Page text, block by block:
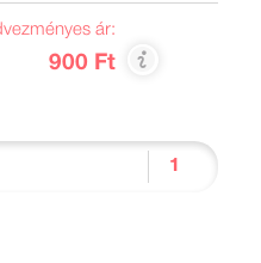
ár:
900 Ft